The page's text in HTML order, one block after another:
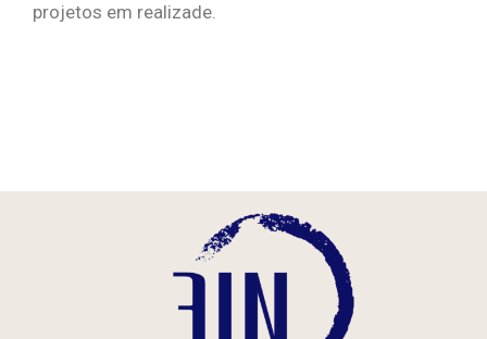
projetos em realizade.